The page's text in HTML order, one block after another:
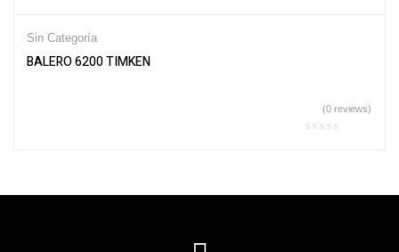
Sin Categoría
BALERO 6200 TIMKEN
(0 reviews)